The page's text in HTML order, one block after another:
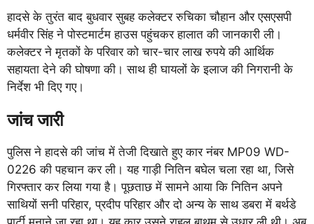
हादसे के तुरंत बाद बुधवार सुबह कलेक्टर रुचिका चौहान और एसएसपी
धर्मवीर सिंह ने पोस्टमार्टम हाउस पहुंचकर हालात की जानकारी ली।
कलेक्टर ने मृतकों के परिवार को चार-चार लाख रुपये की आर्थिक
सहायता देने की घोषणा की। साथ ही घायलों के इलाज की निगरानी के
निर्देश भी दिए गए।
जांच जारी
पुलिस ने हादसे की जांच में तेजी दिखाते हुए कार नंबर MP09 WD-
0226 की पहचान कर ली। यह गाड़ी नितिन बघेल चला रहा था, जिसे
गिरफ्तार कर लिया गया है। पूछताछ में सामने आया कि नितिन अपने
साथियों सनी परिहार, प्रदीप परिहार और दो अन्य के साथ डबरा में बर्थडे